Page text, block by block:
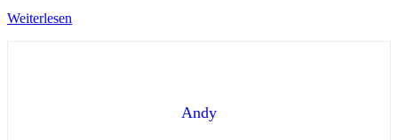
Weiterlesen
Andy